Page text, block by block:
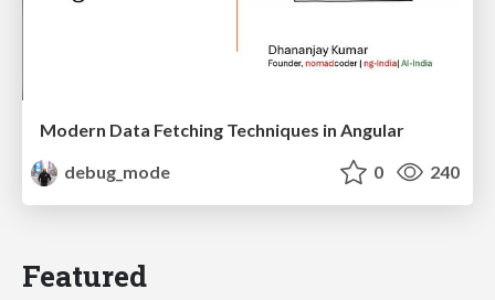
Modern Data Fetching Techniques in Angular
debug_mode
0 240
Featured